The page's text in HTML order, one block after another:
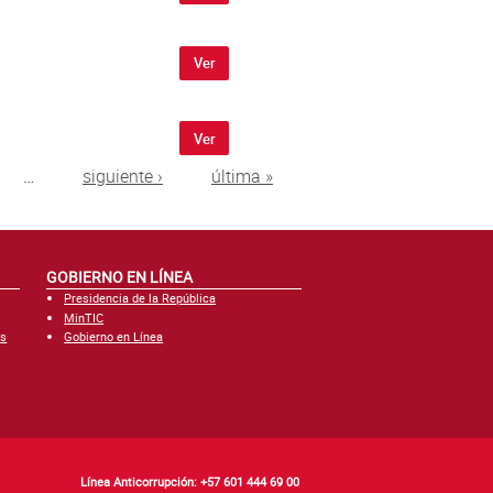
Ver
Ver
… siguiente › última »
GOBIERNO EN LÍNEA
Presidencia de la República
MinTIC
Gobierno en Línea
Línea Anticorrupción: +57 601 444 69 00